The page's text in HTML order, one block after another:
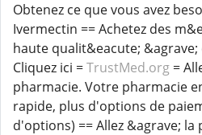
Obtenez ce que vous avez
Ivermectin == Achetez des
haute qualit&eacute;
Cliquez ici =TrustMed.org =
pharmacie. Votre pharmacie
rapide, plus d'options de
d'options) == Allez &agrave; la